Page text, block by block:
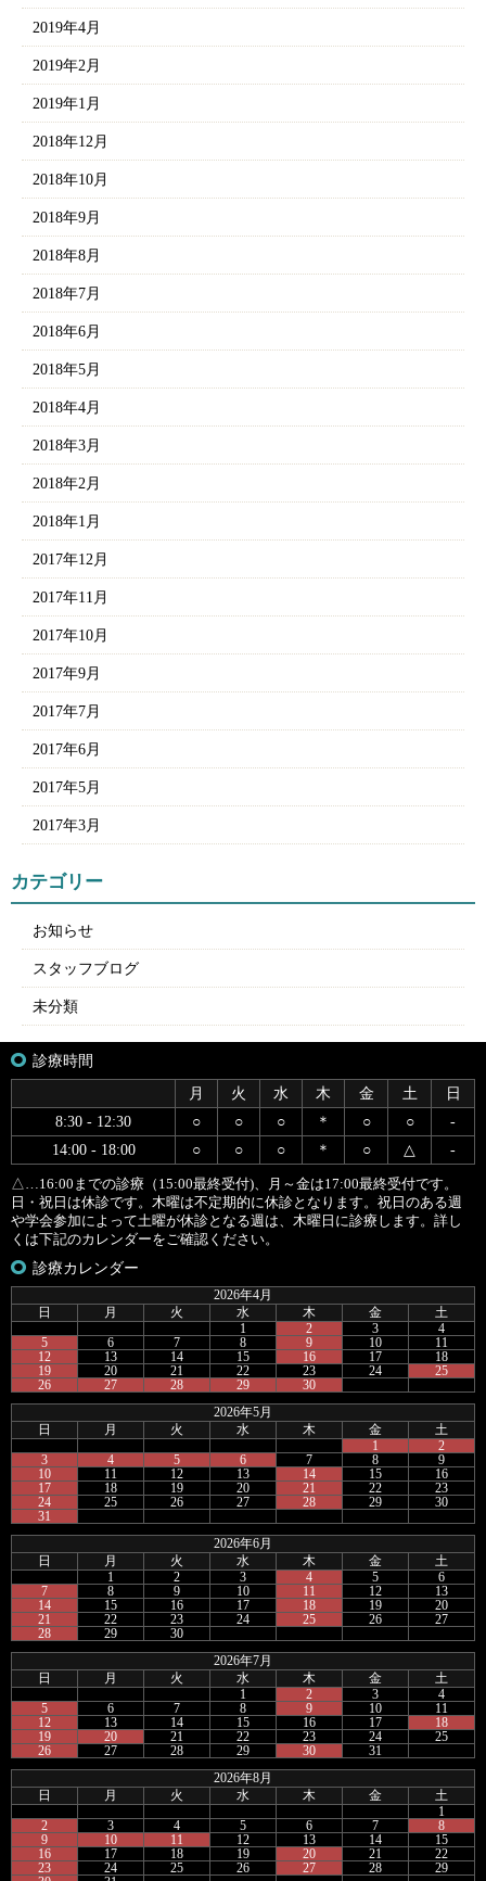
2019年4月
2019年2月
2019年1月
2018年12月
2018年10月
2018年9月
2018年8月
2018年7月
2018年6月
2018年5月
2018年4月
2018年3月
2018年2月
2018年1月
2017年12月
2017年11月
2017年10月
2017年9月
2017年7月
2017年6月
2017年5月
2017年3月
カテゴリー
お知らせ
スタッフブログ
未分類
診療時間
月
火 水 木 金 土
日
8:30 - 12:30
○ ○ ○ ＊ ○ ○
-
14:00 - 18:00
○ ○ ○ ＊ ○ △ -
△…16:00までの診療（15:00最終受付)、月～金は17:00最終受付です。
日・祝日は休診です。木曜は不定期的に休診となります。祝日のある週
や学会参加によって土曜が休診となる週は、木曜日に診療します。詳し
くは下記のカレンダーをご確認ください。
診療カレンダー
2026年4月
日
月 火 水 木 金
土
1
2 3
4
5
6 7 8 9 10
11
12
13 14 15 16 17
18
19
20 21 22 23 24
25
26
27 28 29 30
2026年5月
日
月 火 水 木 金
土
1
2
3
4 5 6 7 8
9
10
11 12 13 14 15
16
17
18 19 20 21 22
23
24
25 26 27 28 29
30
31
2026年6月
日
月 火 水 木 金
土
1
2 3 4 5
6
7
8 9 10 11 12
13
14
15 16 17 18 19
20
21
22 23 24 25 26
27
28
29 30
2026年7月
日
月 火 水 木 金
土
1
2 3
4
5
6 7 8 9 10
11
12
13 14 15 16 17
18
19
20 21 22 23 24
25
26
27 28 29 30 31
2026年8月
日
月 火 水 木 金
土
1
2
3 4 5 6 7
8
9
10 11 12 13 14
15
16
17 18 19 20 21
22
23
24 25 26 27 28
29